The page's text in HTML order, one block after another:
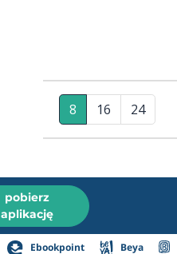
8 16 24
pobierz
aplikację
Ebookpoint Beya